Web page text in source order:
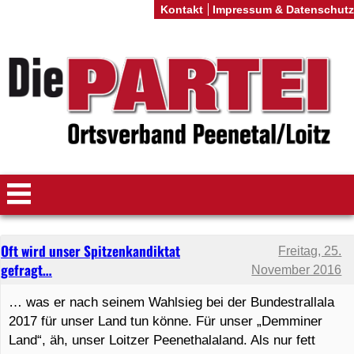
Oft wird unser Spitzenkandiktat
gefragt…
Freitag, 25.
November 2016
… was er nach seinem Wahlsieg bei der Bundestrallala
2017 für unser Land tun könne. Für unser „Demminer
Land“, äh, unser Loitzer Peenethalaland. Als nur fett
Kontakt Impressum & Datenschutz